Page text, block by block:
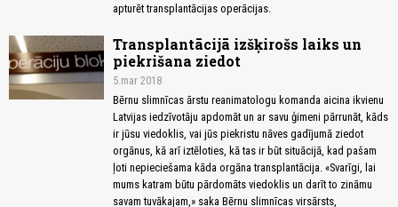
apturēt transplantācijas operācijas.
Transplantācijā izšķirošs laiks un
piekrišana ziedot
5.mar 2018
Bērnu slimnīcas ārstu reanimatologu komanda aicina ikvienu
Latvijas iedzīvotāju apdomāt un ar savu ģimeni pārrunāt, kāds
ir jūsu viedoklis, vai jūs piekristu nāves gadījumā ziedot
orgānus, kā arī iztēloties, kā tas ir būt situācijā, kad pašam
ļoti nepieciešama kāda orgāna transplantācija. «Svarīgi, lai
mums katram būtu pārdomāts viedoklis un darīt to zināmu
savam tuvākajam,» saka Bērnu slimnīcas virsārsts,